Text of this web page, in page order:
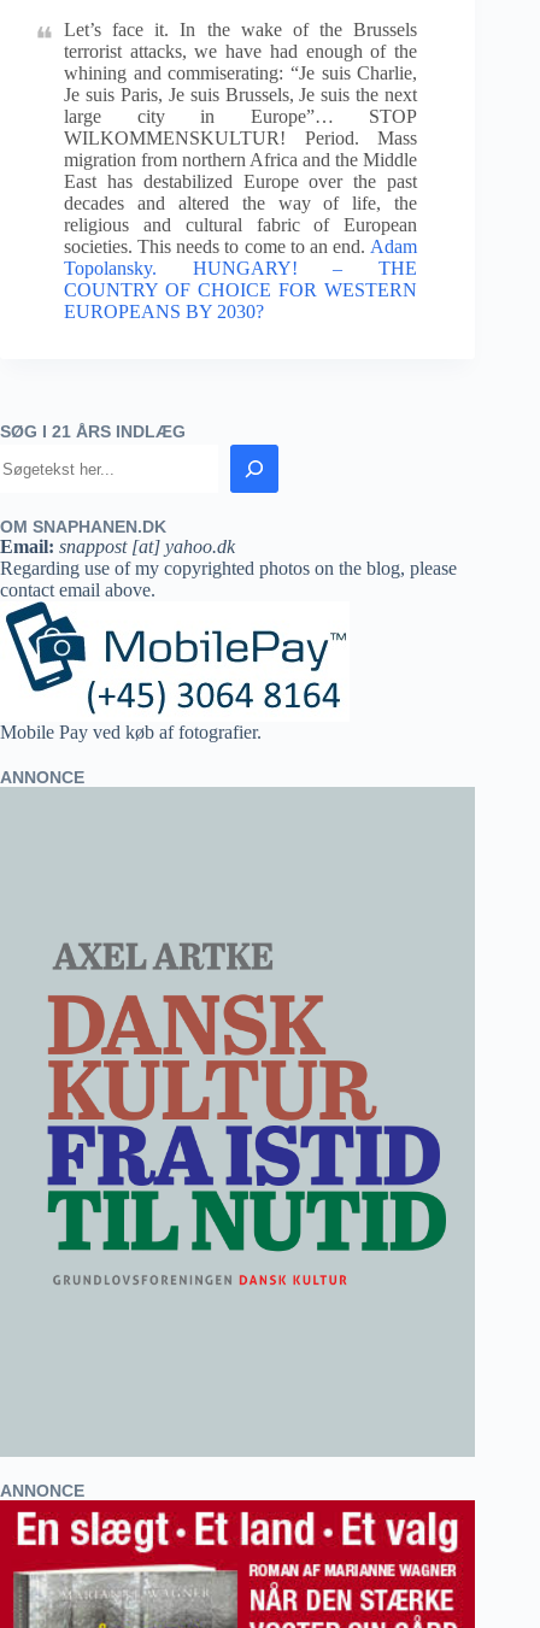
Let’s face it. In the wake of the Brussels
terrorist attacks, we have had enough of the
whining and commiserating: “Je suis Charlie,
Je suis Paris, Je suis Brussels, Je suis the next
large city in Europe”… STOP
WILKOMMENSKULTUR! Period. Mass
migration from northern Africa and the Middle
East has destabilized Europe over the past
decades and altered the way of life, the
religious and cultural fabric of European
societies. This needs to come to an end. Adam
Topolansky. HUNGARY! – THE
COUNTRY OF CHOICE FOR WESTERN
EUROPEANS BY 2030?
SØG I 21 ÅRS INDLÆG
OM SNAPHANEN.DK
Email: snappost [at] yahoo.dk
Regarding use of my copyrighted photos on the blog, please
contact email above.
Mobile Pay ved køb af fotografier.
ANNONCE
ANNONCE